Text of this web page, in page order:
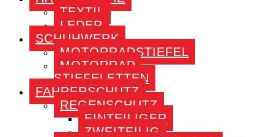
TEXTIL
LEDER
SCHUHWERK
MOTORRADSTIEFEL
MOTORRAD-
STIEFELETTEN
FAHRERSCHUTZ
REGENSCHUTZ
EINTEILIGER
ZWEITEILIG